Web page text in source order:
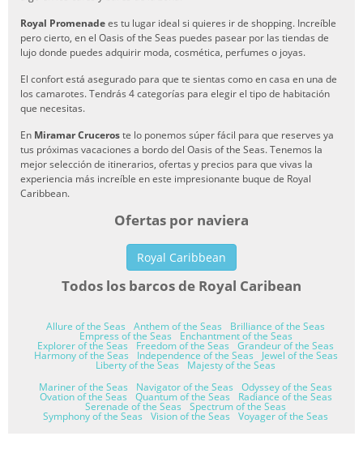
Royal Promenadees tu lugar ideal si quieres ir de shopping. Increíble
pero cierto, en el Oasis of the Seas puedes pasear por las tiendas de
lujo donde puedes adquirir moda, cosmética, perfumes o joyas.
El confort está asegurado para que te sientas como en casa en una de
los camarotes. Tendrás 4 categorías para elegir el tipo de habitación
que necesitas.
En Miramar Cruceroste lo ponemos súper fácil para que reserves ya
tus próximas vacaciones a bordo del Oasis of the Seas. Tenemos la
mejor selección de itinerarios, ofertas y precios para que vivas la
experiencia más increíble en este impresionante buque de Royal
Caribbean.
Ofertas por naviera
Royal Caribbean
Todos los barcos de Royal Caribean
Allure of the Seas Anthem of the Seas Brilliance of the Seas
Empress of the Seas Enchantment of the Seas
Explorer of the Seas Freedom of the Seas Grandeur of the Seas
Harmony of the Seas Independence of the Seas Jewel of the Seas
Liberty of the Seas
Majesty of the Seas
Mariner of the Seas
Navigator of the Seas Odyssey of the Seas
Ovation of the Seas Quantum of the Seas Radiance of the Seas
Serenade of the Seas Spectrum of the Seas
Symphony of the Seas Vision of the Seas Voyager of the Seas